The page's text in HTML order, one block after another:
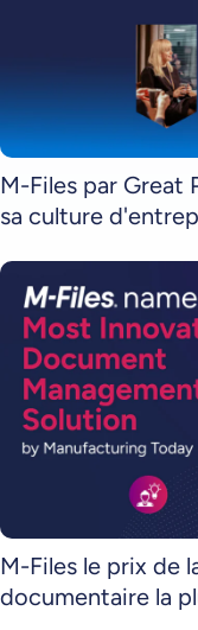
M-Files par Great
sa culture
M-Files le prix de
documentaire la